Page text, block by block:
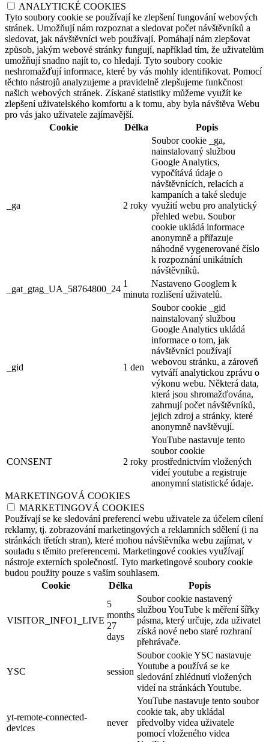
ANALYTICKÉ COOKIES
Tyto soubory cookie se používají ke zlepšení fungování webových
stránek. Umožňují nám rozpoznat a sledovat počet návštěvníků a
sledovat, jak návštěvníci web používají. Pomáhají nám zlepšovat
způsob, jakým webové stránky fungují, například tím, že uživatelům
umožňují snadno najít to, co hledají. Tyto soubory cookie
neshromažďují informace, které by vás mohly identifikovat. Pomocí
těchto nástrojů analyzujeme a pravidelně zlepšujeme funkčnost
našich webových stránek. Získané statistiky můžeme využít ke
zlepšení uživatelského komfortu a k tomu, aby byla návštěva Webu
pro vás jako uživatele zajímavější.
Cookie
Délka Popis
_ga 2 roky
Soubor cookie _ga,
nainstalovaný službou
Google Analytics,
vypočítává údaje o
návštěvnících, relacích a
kampaních a také sleduje
využití webu pro analytický
přehled webu. Soubor
cookie ukládá informace
anonymně a přiřazuje
náhodně vygenerované číslo
k rozpoznání unikátních
návštěvníků.
_gat_gtag_UA_58764800_24
1
minuta
Nastaveno Googlem k
rozlišení uživatelů.
_gid 1 den
Soubor cookie _gid
nainstalovaný službou
Google Analytics ukládá
informace o tom, jak
návštěvníci používají
webovou stránku, a zároveň
vytváří analytickou zprávu o
výkonu webu. Některá data,
která jsou shromažďována,
zahrnují počet návštěvníků,
jejich zdroj a stránky, které
anonymně navštěvují.
CONSENT 2 roky
YouTube nastavuje tento
soubor cookie
prostřednictvím vložených
videí youtube a registruje
anonymní statistické údaje.
MARKETINGOVÁ COOKIES
MARKETINGOVÁ COOKIES
Používají se ke sledování preferencí webu uživatele za účelem cílení
reklamy, tj. zobrazování marketingových a reklamních sdělení (i na
stránkách třetích stran), které mohou návštěvníka webu zajímat, v
souladu s těmito preferencemi. Marketingové cookies využívají
nástroje externích společností. Tyto marketingové soubory cookie
budou použity pouze s vaším souhlasem.
Cookie
Délka Popis
VISITOR_INFO1_LIVE
5
months
27
days
Soubor cookie nastavený
službou YouTube k měření šířky
pásma, který určuje, zda uživatel
získá nové nebo staré rozhraní
přehrávače.
YSC session
Soubor cookie YSC nastavuje
Youtube a používá se ke
sledování zhlédnutí vložených
videí na stránkách Youtube.
yt-remote-connected-
devices
never
YouTube nastavuje tento soubor
cookie tak, aby ukládal
předvolby videa uživatele
pomocí vloženého videa